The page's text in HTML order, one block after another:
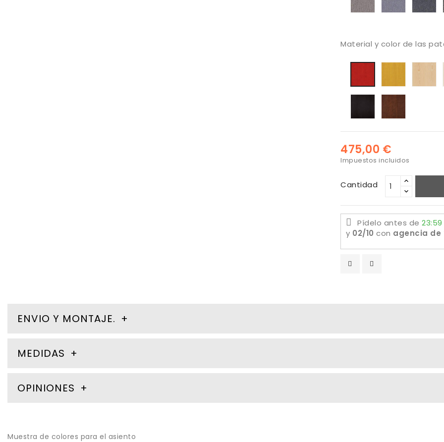
A-
Era
A-
Era
A-
Material y color de las
rojo
mostaza
negro
475,00 €
Impuestos incluidos
Cantidad
Pídelo antes de
y 02/10 con agencia
ENVIO Y MONTAJE.
MEDIDAS
OPINIONES
Muestra de colores para el asiento